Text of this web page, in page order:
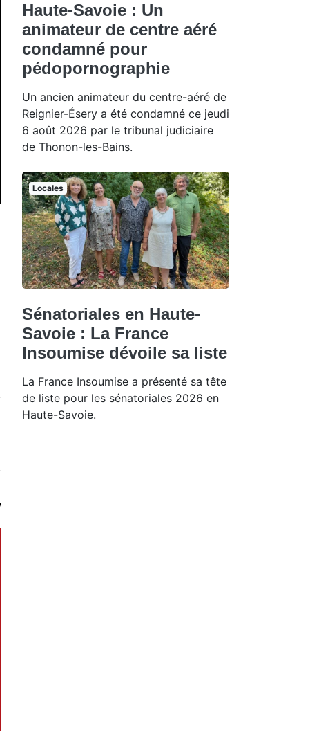
Haute-Savoie : Un
animateur de centre aéré
condamné pour
pédopornographie
Un ancien animateur du centre-aéré de
Reignier-Ésery a été condamné ce jeudi
6 août 2026 par le tribunal judiciaire
de Thonon-les-Bains.
Locales
Sénatoriales en Haute-
Savoie : La France
Insoumise dévoile sa liste
La France Insoumise a présenté sa tête
de liste pour les sénatoriales 2026 en
Haute-Savoie.